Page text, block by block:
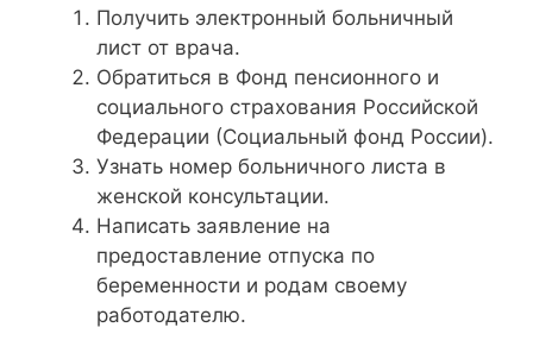
Получить электронный больничный
лист от врача.
Обратиться в Фонд пенсионного и
социального страхования Российской
Федерации (Социальный фонд России).
Узнать номер больничного листа в
женской консультации.
Написать заявление на
предоставление отпуска по
беременности и родам своему
работодателю.